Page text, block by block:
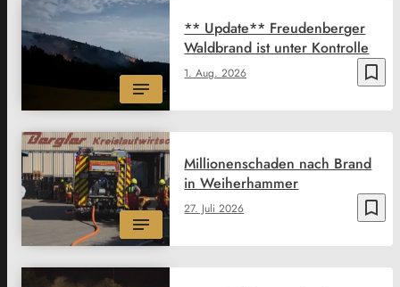
bookmark_border
1. Aug. 2026
** Update** Freudenberger
Waldbrand ist unter Kontrolle
bookmark_border
27. Juli 2026
Millionenschaden nach Brand
in Weiherhammer